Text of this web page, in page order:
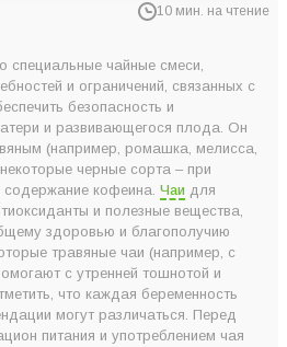
10 мин. на чтение
на сорт при выборе чая для
вид и запах чая для беременных
чая для беременных
выбрать чай для беременных?
чай для беременных?
предпочитают украинцы?
специальные чайные смеси,
и ограничений, связанных с
безопасность и
и развивающегося плода. Он
(например, ромашка, мелисса,
черные сорта – при
содержание кофеина. Чаи для
и полезные вещества,
здоровью и благополучию
травяные чаи (например, с
с утренней тошнотой и
что каждая беременность
могут различаться. Перед
питания и употреблением чая